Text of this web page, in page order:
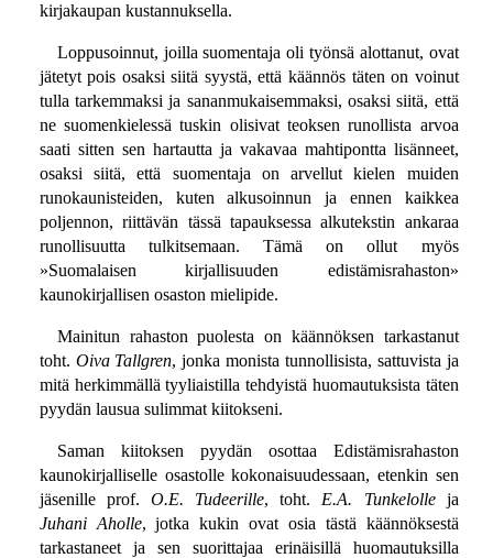
kirjakaupan kustannuksella.
Loppusoinnut, joilla suomentaja oli työnsä alottanut, ovat
jätetyt pois osaksi siitä syystä, että käännös täten on voinut
tulla tarkemmaksi ja sananmukaisemmaksi, osaksi siitä, että
ne suomenkielessä tuskin olisivat teoksen runollista arvoa
saati sitten sen hartautta ja vakavaa mahtipontta lisänneet,
osaksi siitä, että suomentaja on arvellut kielen muiden
runokaunisteiden, kuten alkusoinnun ja ennen kaikkea
poljennon, riittävän tässä tapauksessa alkutekstin ankaraa
runollisuutta tulkitsemaan. Tämä on ollut myös
»Suomalaisen kirjallisuuden edistämisrahaston»
kaunokirjallisen osaston mielipide.
Mainitun rahaston puolesta on käännöksen tarkastanut
toht. Oiva Tallgren, jonka monista tunnollisista, sattuvista ja
mitä herkimmällä tyyliaistilla tehdyistä huomautuksista täten
pyydän lausua sulimmat kiitokseni.
Saman kiitoksen pyydän osottaa Edistämisrahaston
kaunokirjalliselle osastolle kokonaisuudessaan, etenkin sen
jäsenille prof.O.E. Tudeerille, toht. E.A. Tunkelolleja
Juhani Aholle, jotka kukin ovat osia tästä käännöksestä
tarkastaneet ja sen suorittajaa erinäisillä huomautuksilla